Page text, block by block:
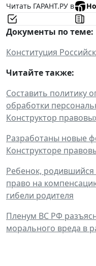
Читать ГАРАНТ.РУ в
Документы по теме:
Конституция
Читайте также:
Составить политику
обработки
Конструктор
Разработаны новые
Конструкторе
Ребенок,
право на
гибели родителя
Пленум ВС РФ
морального вреда в